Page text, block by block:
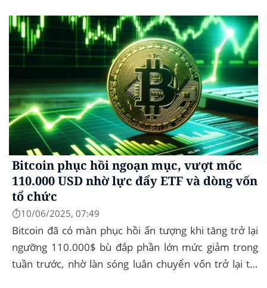
Bitcoin phục hồi ngoạn mục, vượt mốc
110.000 USD nhờ lực đẩy ETF và dòng vốn
tổ chức
⏱️10/06/2025, 07:49
Bitcoin đã có màn phục hồi ấn tượng khi tăng trở lại
ngưỡng 110.000$ bù đắp phần lớn mức giảm trong
tuần trước, nhờ làn sóng luân chuyển vốn trở lại thị